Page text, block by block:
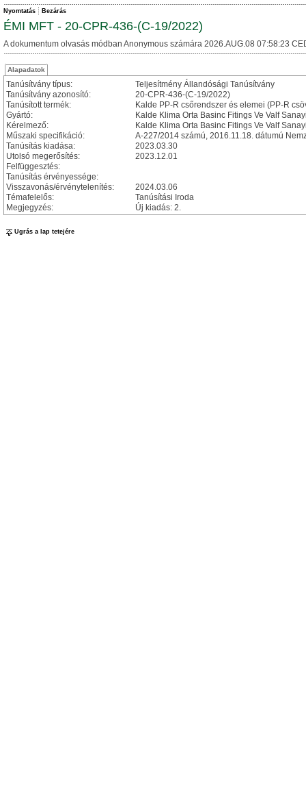
Nyomtatás Bezárás
ÉMI MFT - 20-CPR-436-(C-19/2022)
A dokumentum olvasás módban Anonymous számára 2026.AUG.08 07:58:23
Alapadatok
Tanúsítvány típus:
Teljesítmény Állandósági Tanúsítvány
Tanúsítvány azonosító:
20-CPR-436-(C-19/2022)
Tanúsított termék:
Kalde PP-R csőrendszer és elemei (PP-R
Gyártó:
Kalde Klima Orta Basinc Fitings Ve Valf
Kérelmező:
Kalde Klima Orta Basinc Fitings Ve Valf
Műszaki specifikáció:
A-227/2014 számú, 2016.11.18. dátumú
Tanúsítás kiadása:
2023.03.30
Utolsó megerősítés:
2023.12.01
Felfüggesztés:
Tanúsítás érvényessége:
Visszavonás/érvénytelenítés:
2024.03.06
Témafelelős:
Tanúsítási Iroda
Megjegyzés:
Új kiadás: 2.
Ugrás a lap tetejére